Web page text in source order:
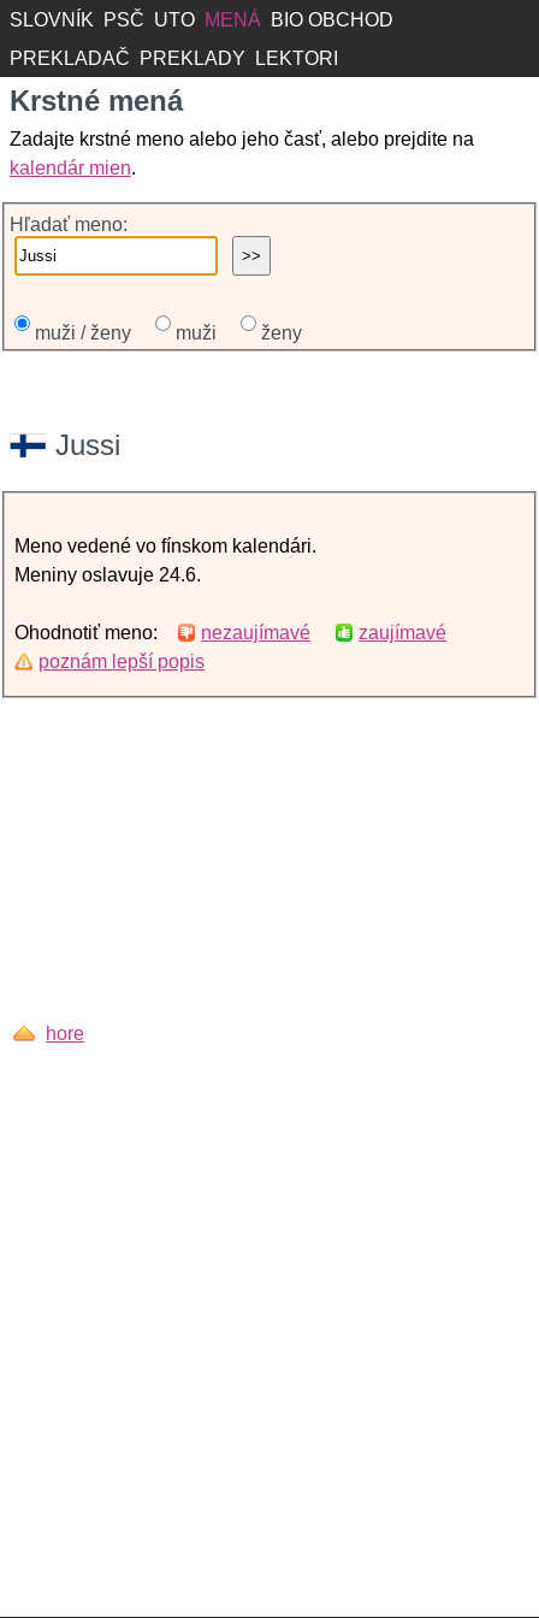
SLOVNÍK PSČ UTO MENÁ
BIO OBCHOD
PREKLADAČ
PREKLADY LEKTORI
Krstné mená
Zadajte krstné meno alebo jeho časť, alebo prejdite na
kalendár mien.
Hľadať meno:
muži / ženy muži ženy
Jussi
Meno vedené vo fínskom kalendári.
Meniny oslavuje 24.6.
Ohodnotiť meno: nezaujímavé
zaujímavé
poznám lepší popis
hore